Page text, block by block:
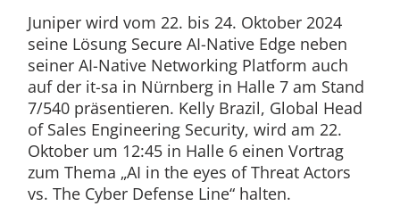
Juniper wird vom 22. bis 24. Oktober 2024
seine Lösung Secure AI-Native Edge neben
seiner AI-Native Networking Platform auch
auf der it-sa in Nürnberg in Halle 7 am Stand
7/540 präsentieren. Kelly Brazil, Global Head
of Sales Engineering Security, wird am 22.
Oktober um 12:45 in Halle 6 einen Vortrag
zum Thema „AI in the eyes of Threat Actors
vs. The Cyber Defense Line“ halten.